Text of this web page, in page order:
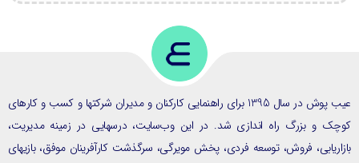
عیب پوش در سال 1395 برای راهنمایی کارکنان و مدیران شرکتها و کسب و کارهای
و بزرگ راه اندازی شد. در این وب‌سایت، درسهایی در زمینه مدیریت،
فروش، توسعه فردی، پخش مویرگی، سرگذشت کارآفرینان موفق، بازیهای